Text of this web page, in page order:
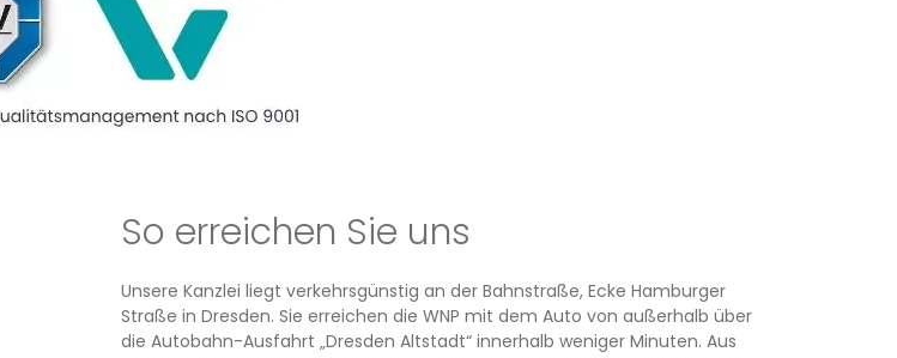
So erreichen Sie uns
Unsere Kanzlei liegt verkehrsgünstig an der Bahnstraße, Ecke Hamburger
Straße in Dresden. Sie erreichen die WNP mit dem Auto von außerhalb über
die Autobahn-Ausfahrt „Dresden Altstadt“ innerhalb weniger Minuten. Aus